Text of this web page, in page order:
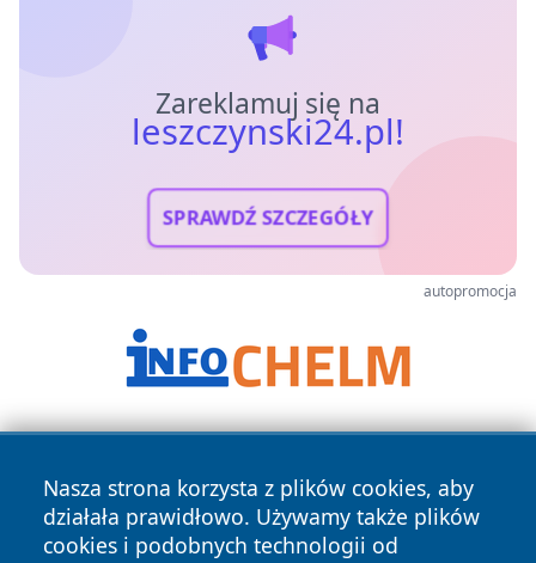
Zareklamuj się na
leszczynski24.pl!
SPRAWDŹ SZCZEGÓŁY
autopromocja
Nasza strona korzysta z plików cookies, aby
działała prawidłowo. Używamy także plików
cookies i podobnych technologii od